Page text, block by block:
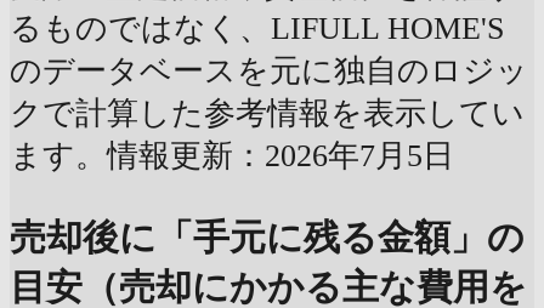
るものではなく、LIFULL HOME'S
のデータベースを元に独自のロジッ
クで計算した参考情報を表示してい
ます。情報更新：2026年7月5日
売却後に「手元に残る金額」の
目安（売却にかかる主な費用を